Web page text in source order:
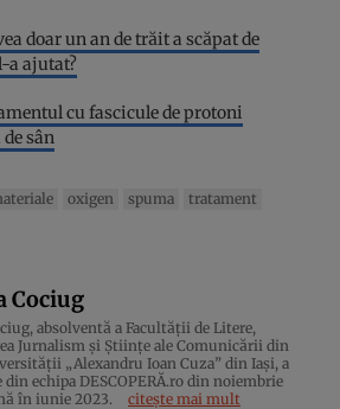
doar un an de trăit a scăpat de
a ajutat?
cu fascicule de protoni
sân
oxigen spuma
tratament
Cociug
absolventă a Facultății de Litere,
Jurnalism și Științe ale Comunicării din
„Alexandru Ioan Cuza” din Iași, a
echipa DESCOPERĂ.ro din noiembrie
în iunie 2023.
citește mai mult